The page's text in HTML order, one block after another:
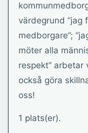
värdegrund ”jag
medborgare”;
möter alla
respekt”
också göra
oss!
1 plats(er).